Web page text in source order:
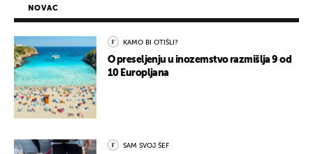
NOVAC
KAMO BI OTIŠLI?
O preseljenju u inozemstvo razmišlja 9 od
10 Europljana
SAM SVOJ ŠEF